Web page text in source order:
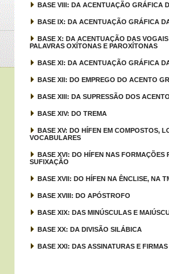
BASE VIII: DA ACENTUAÇÃO GRÁFICA
BASE IX: DA ACENTUAÇÃO GRÁFICA
BASE X: DA ACENTUAÇÃO DAS
PALAVRAS OXÍTONAS E PAROXÍTONAS
BASE XI: DA ACENTUAÇÃO GRÁFICA
BASE XII: DO EMPREGO DO ACENTO
BASE XIII: DA SUPRESSÃO DOS
BASE XIV: DO TREMA
BASE XV: DO HÍFEN EM COMPOSTOS,
VOCABULARES
BASE XVI: DO HÍFEN NAS FORMAÇÕES
SUFIXAÇÃO
BASE XVII: DO HÍFEN NA ÊNCLISE, NA
BASE XVIII: DO APÓSTROFO
BASE XIX: DAS MINÚSCULAS E
BASE XX: DA DIVISÃO SILÁBICA
BASE XXI: DAS ASSINATURAS E FIRMAS